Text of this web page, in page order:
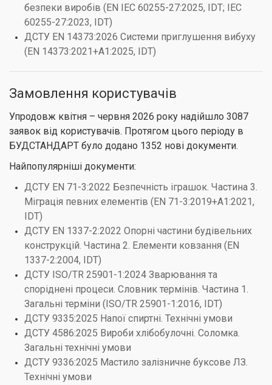
безпеки виробів (EN IEC 60255-27:2025, IDT; IEC
60255-27:2023, IDT)
ДСТУ EN 14373:2026 Системи приглушення вибуху
(EN 14373:2021+A1:2025, IDT)
Замовлення користувачів
Упродовж квітня – червня 2026 року надійшло 3087
заявок від користувачів. Протягом цього періоду в
БУДСТАНДАРТ було додано 1352 нові документи.
Найпопулярніші документи:
ДСТУ EN 71-3:2022 Безпечність іграшок. Частина 3.
Міграція певних елементів (EN 71-3:2019+А1:2021,
IDT)
ДСТУ EN 1337-2:2022 Опорні частини будівельних
конструкцій. Частина 2. Елементи ковзання (EN
1337-2:2004, IDT)
ДСТУ ISO/TR 25901-1:2024 Зварювання та
споріднені процеси. Словник термінів. Частина 1.
Загальні терміни (ISO/TR 25901-1:2016, IDT)
ДСТУ 9335:2025 Напої спиртні. Технічні умови
ДСТУ 4586:2025 Вироби хлібобулочні. Соломка.
Загальні технічні умови
ДСТУ 9336:2025 Мастило залізничне буксове ЛЗ.
Технічні умови